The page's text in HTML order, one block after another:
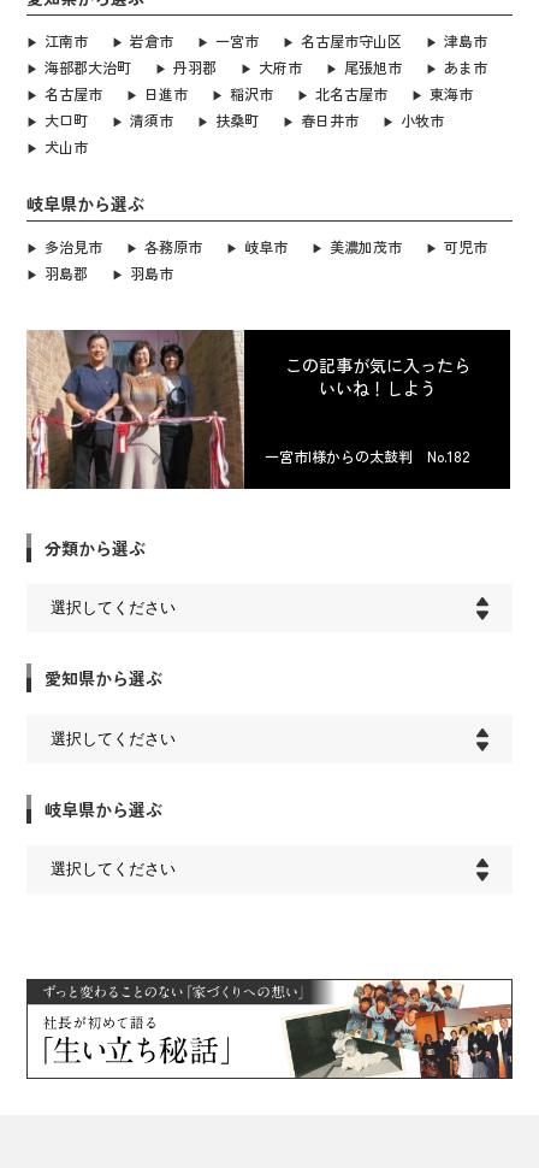
江南市 岩倉市 一宮市 名古屋市守山区
津島市
海部郡大治町
丹羽郡 大府市 尾張旭市
あま市
名古屋市
日進市 稲沢市 北名古屋市
東海市
大口町
清須市 扶桑町 春日井市
小牧市
犬山市
岐阜県から選ぶ
多治見市 各務原市 岐阜市 美濃加茂市
可児市
羽島郡
羽島市
この記事が気に入ったら
いいね！しよう
一宮市I様からの太鼓判 No.182
分類から選ぶ
愛知県から選ぶ
岐阜県から選ぶ